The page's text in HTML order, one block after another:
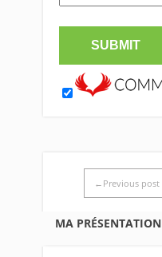
←Previous post
MA PRÉSENTATION